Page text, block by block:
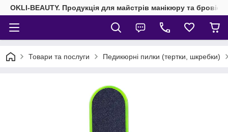
OKLI-BEAUTY. Продукція для майстрів манікюру та
Товари та послуги Педикюрні пилки (тертки, шкребки)